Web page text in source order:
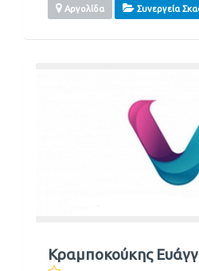
Αργολίδα Συνεργεία
Κραμποκούκης